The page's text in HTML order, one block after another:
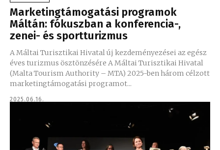
Marketingtámogatási programok
Máltán: fókuszban a konferencia-,
zenei- és sportturizmus
A Máltai Turisztikai Hivatal új kezdeményezései az egész
éves turizmus ösztönzésére A Máltai Turisztikai Hivatal
(Malta Tourism Authority – MTA) 2025-ben három célzott
marketingtámogatási programot...
2025.06.16.